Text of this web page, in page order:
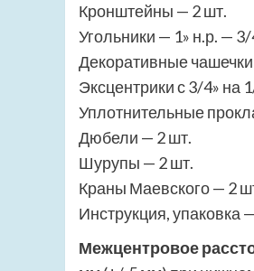
Кронштейны — 2 шт.
Угольники — 1» н.р. — 3/
Декоративные
Эксцентрики с 3/4» на
Уплотнительные
Дюбели — 2 шт.
Шурупы — 2 шт.
Краны Маевского — 2
Инструкция, упаковка
Межцентровое